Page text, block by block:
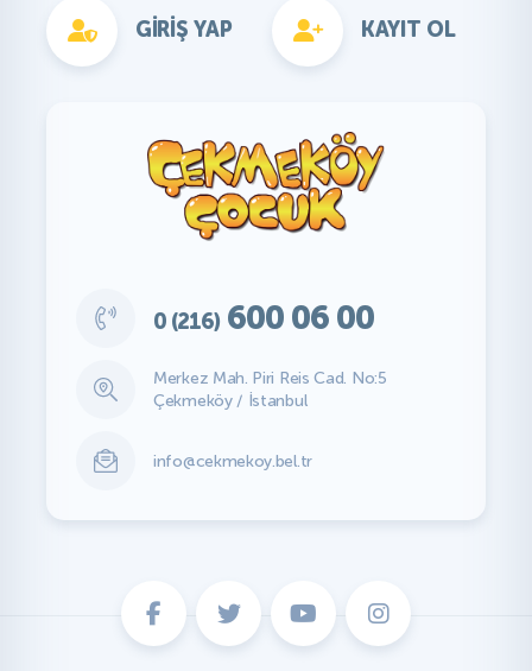
GIRIŞ YAP KAYIT OL
0 (216) 600 06 00
Merkez Mah. Piri Reis Cad. No:5
Çekmeköy / İstanbul
info@cekmekoy.bel.tr